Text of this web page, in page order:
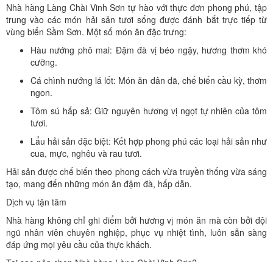
Nhà hàng Làng Chài Vinh Sơn tự hào với thực đơn phong phú, tập
trung vào các món hải sản tươi sống được đánh bắt trực tiếp từ
vùng biển Sầm Sơn. Một số món ăn đặc trưng:
Hàu nướng phô mai: Đậm đà vị béo ngậy, hương thơm khó
cưỡng.
Cá chình nướng lá lốt: Món ăn dân dã, chế biến cầu kỳ, thơm
ngon.
Tôm sú hấp sả: Giữ nguyên hương vị ngọt tự nhiên của tôm
tươi.
Lẩu hải sản đặc biệt: Kết hợp phong phú các loại hải sản như
cua, mực, nghêu và rau tươi.
Hải sản được chế biến theo phong cách vừa truyền thống vừa sáng
tạo, mang đến những món ăn đậm đà, hấp dẫn.
Dịch vụ tận tâm
Nhà hàng không chỉ ghi điểm bởi hương vị món ăn mà còn bởi đội
ngũ nhân viên chuyên nghiệp, phục vụ nhiệt tình, luôn sẵn sàng
đáp ứng mọi yêu cầu của thực khách.